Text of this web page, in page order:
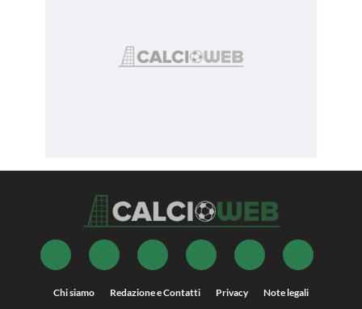
Chi siamo Redazione e Contatti Privacy Note legali